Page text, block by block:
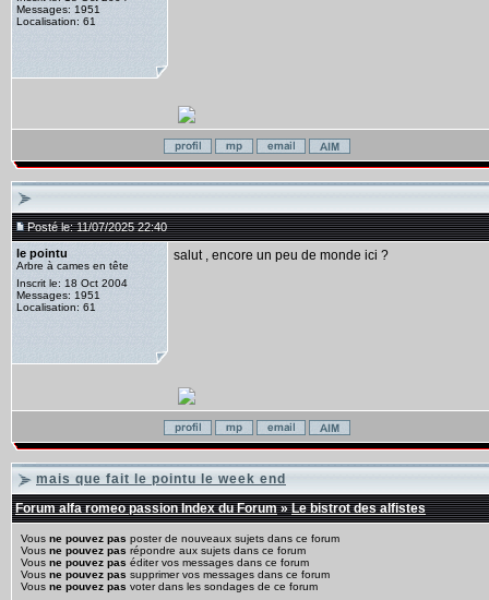
Messages: 1951
Localisation: 61
Posté le: 11/07/2025 22:40
le pointu
Arbre à cames en tête
Inscrit le: 18 Oct 2004
Messages: 1951
Localisation: 61
salut , encore un peu de monde ici ?
mais que fait le pointu le week end
Forum alfa romeo passion Index du Forum»Le bistrot des alfistes
Vous ne pouvez pas poster de nouveaux sujets dans ce forum
Vous ne pouvez pas répondre aux sujets dans ce forum
Vous ne pouvez pas éditer vos messages dans ce forum
Vous ne pouvez pas supprimer vos messages dans ce forum
Vous ne pouvez pas voter dans les sondages de ce forum